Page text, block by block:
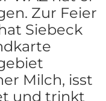
Zur Feier
Siebeck
Milch, isst
und trinkt